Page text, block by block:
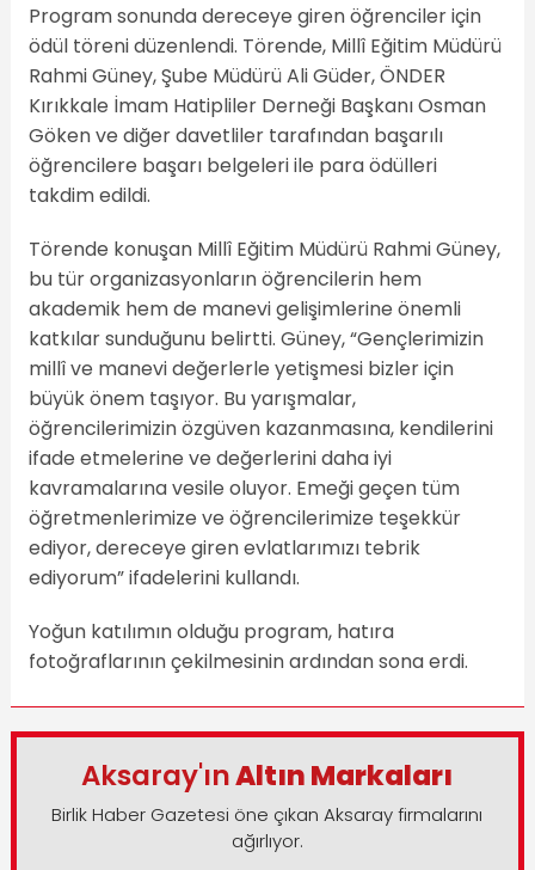
Program sonunda dereceye giren öğrenciler için
ödül töreni düzenlendi. Törende, Millî Eğitim Müdürü
Rahmi Güney, Şube Müdürü Ali Güder, ÖNDER
Kırıkkale İmam Hatipliler Derneği Başkanı Osman
Göken ve diğer davetliler tarafından başarılı
öğrencilere başarı belgeleri ile para ödülleri
takdim edildi.
Törende konuşan Millî Eğitim Müdürü Rahmi Güney,
bu tür organizasyonların öğrencilerin hem
akademik hem de manevi gelişimlerine önemli
katkılar sunduğunu belirtti. Güney, “Gençlerimizin
millî ve manevi değerlerle yetişmesi bizler için
büyük önem taşıyor. Bu yarışmalar,
öğrencilerimizin özgüven kazanmasına, kendilerini
ifade etmelerine ve değerlerini daha iyi
kavramalarına vesile oluyor. Emeği geçen tüm
öğretmenlerimize ve öğrencilerimize teşekkür
ediyor, dereceye giren evlatlarımızı tebrik
ediyorum” ifadelerini kullandı.
Yoğun katılımın olduğu program, hatıra
fotoğraflarının çekilmesinin ardından sona erdi.
Aksaray'ınAltın Markaları
Birlik Haber Gazetesi öne çıkan Aksaray firmalarını
ağırlıyor.